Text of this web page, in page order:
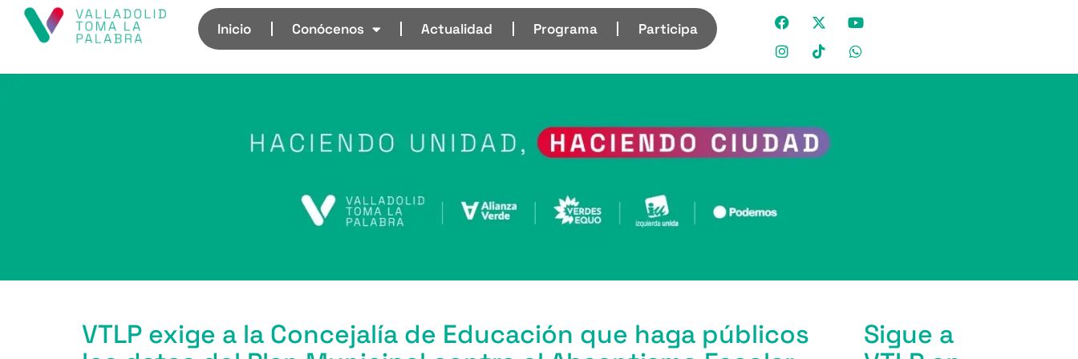
Inicio Conócenos Actualidad Programa Participa
VTLP exige a la Concejalía de Educación que haga públicos
Sigue a